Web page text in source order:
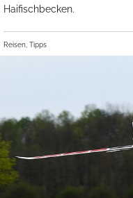
Haifischbecken.
Reisen, Tipps